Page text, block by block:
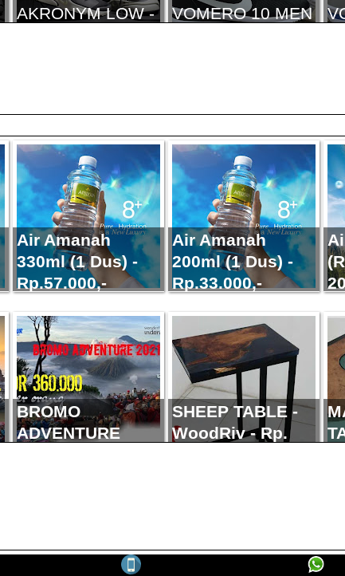
AKRONYM LOW -
VOMERO 10 MEN
NIKE SB BLAZER
- I.1 - RP
275.000,-
NIKE SB BLAZER
- I.1 - RP
275.000,-
ADIDAS ULTRA
BOOST - I.1 - RP
430.000,-
ADIDAS ULTRA
BOOST - I.1 - RP
430.000,-
RP 225.000,-
RP 225.000,-
Air Amanah
330ml (1 Dus) -
Rp.57.000,-
Air Amanah
200ml (1 Dus) -
Rp.33.000,-
BROMO
ADVENTURE
SHEEP TABLE -
WoodRiv - Rp.